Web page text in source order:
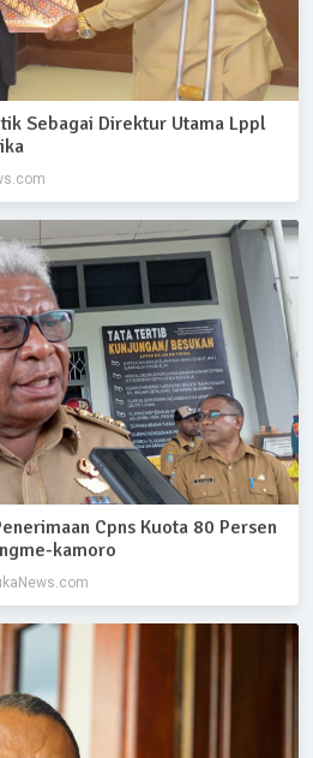
Sebagai Direktur Utama Lppl
Cpns Kuota 80 Persen
kamoro